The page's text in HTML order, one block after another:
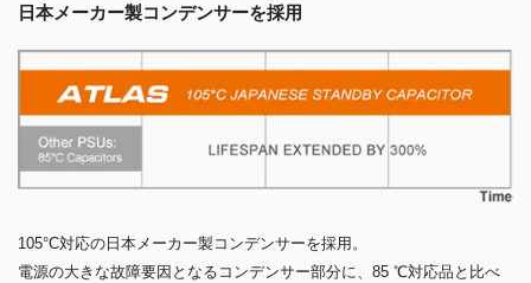
日本メーカー製コンデンサーを採用
105°C対応の日本メーカー製コンデンサーを採用。
電源の大きな故障要因となるコンデンサー部分に、85 ℃対応品と比べ